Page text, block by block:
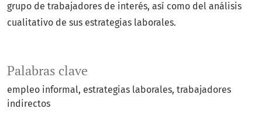
Palabras clave
empleo informal estrategias laborales trabajadores
indirectos
grupo de trabajadores de interés, así como del análisis
cualitativo de sus estrategias laborales.